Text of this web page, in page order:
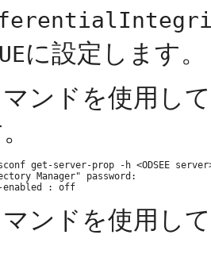
に設定します。
ンドを使用し
get-server-prop -h <ODSEE
Manager" password:
ンドを使用し